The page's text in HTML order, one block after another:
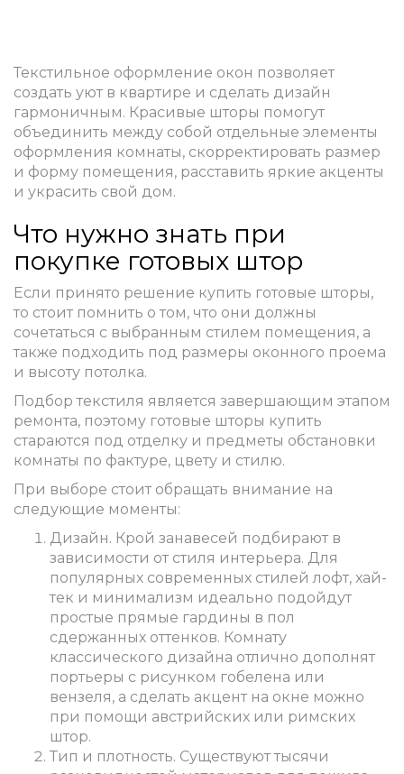
Текстильное оформление окон позволяет
создать уют в квартире и сделать дизайн
гармоничным. Красивые шторы помогут
объединить между собой отдельные элементы
оформления комнаты, скорректировать размер
и форму помещения, расставить яркие акценты
и украсить свой дом.
Что нужно знать при
покупке готовых штор
Если принято решение купить готовые шторы,
то стоит помнить о том, что они должны
сочетаться с выбранным стилем помещения, а
также подходить под размеры оконного проема
и высоту потолка.
Подбор текстиля является завершающим этапом
ремонта, поэтому готовые шторы купить
стараются под отделку и предметы обстановки
комнаты по фактуре, цвету и стилю.
При выборе стоит обращать внимание на
следующие моменты:
Дизайн. Крой занавесей подбирают в
зависимости от стиля интерьера. Для
популярных современных стилей лофт, хай-
тек и минимализм идеально подойдут
простые прямые гардины в пол
сдержанных оттенков. Комнату
классического дизайна отлично дополнят
портьеры с рисунком гобелена или
вензеля, а сделать акцент на окне можно
при помощи австрийских или римских
штор.
Тип и плотность. Существуют тысячи